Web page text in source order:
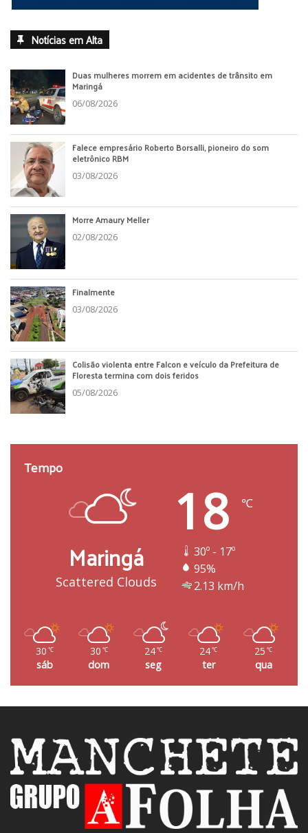
Notícias em Alta
Duas mulheres morrem em acidentes de trânsito em
Maringá
06/08/2026
Falece empresário Roberto Borsalli, pioneiro do som
eletrônico RBM
03/08/2026
Morre Amaury Meller
02/08/2026
Finalmente
03/08/2026
Colisão violenta entre Falcon e veículo da Prefeitura de
Floresta termina com dois feridos
05/08/2026
Tempo
Maringá
Scattered Clouds
18 ℃
30º - 17º
95%
2.13 km/h
30 ℃
sáb
30 ℃
dom
24℃
seg
24℃
ter
25 ℃
qua